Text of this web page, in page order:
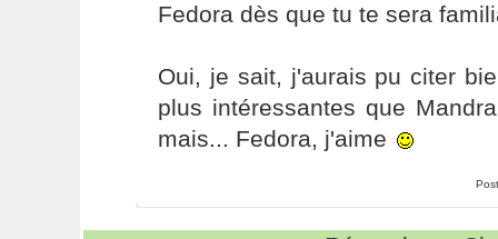
Fedora dès que tu te sera
Oui, je sait, j'aurais pu citer
plus intéressantes que
mais... Fedora, j'aime